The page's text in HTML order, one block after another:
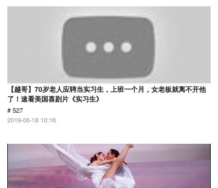
【越哥】70岁老人应聘当实习生，上班一个月，女老板就离不开他
了！速看美国喜剧片《实习生》
# 527
2019-06-18 10:16